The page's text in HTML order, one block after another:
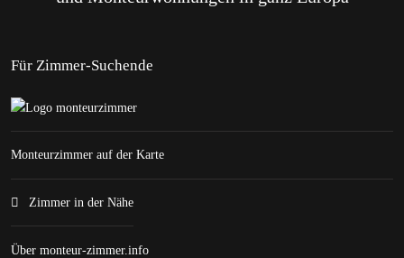
Für Zimmer-Suchende
Monteurzimmer auf der Karte
Zimmer in der Nähe
Über monteur-zimmer.info